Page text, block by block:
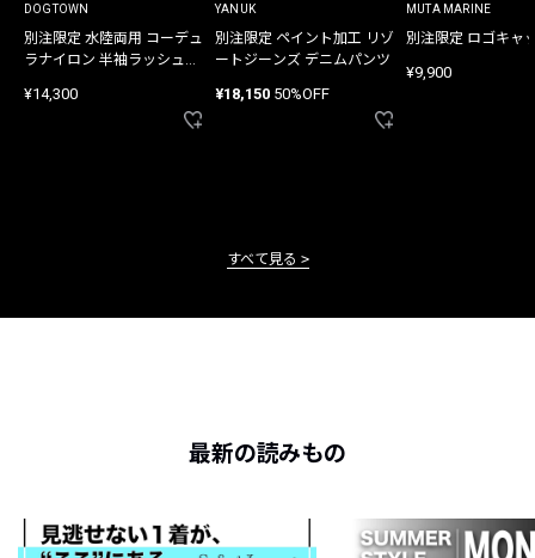
DOGTOWN
別注限定 水陸両用 コーデュ
ラナイロン 半袖ラッシュガ
¥14,300
YANUK
別注限定 ペイント加工 リゾ
ートジーンズ デニムパンツ
¥18,150 50%OFF
MUTA MARINE
別注限定 ロゴキャ
¥9,900
すべて見る
最新の読みもの